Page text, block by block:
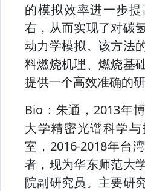
的模拟效率进一步
右，从而实现了对碳
动力学模拟。该方法
料燃烧机理、燃烧基
提供一个高效准确的
Bio： 朱通，2013年
大学精密光谱科学
室，2016-2018年台
者，现为华东师范大
院副研究员。主要研